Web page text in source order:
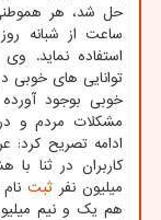
حل شد، هر
ساعت از شبانه
استفاده نماید.
توانایی های خوبی
خوبی بوجود
مشکلات مردم و
ادامه تصریح کرد:
کاربران در ثنا
میلیون نفرثبت
هم یک و نیم